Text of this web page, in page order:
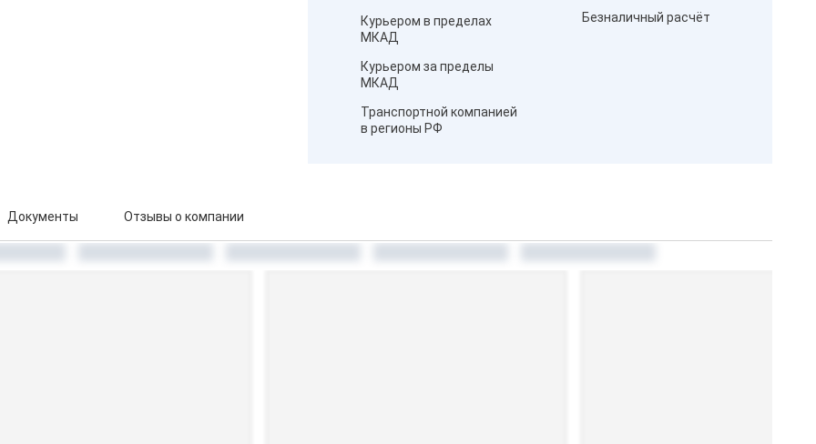
Курьером в пределах
МКАД
Курьером за пределы
МКАД
Транспортной компанией
в регионы РФ
Безналичный расчёт
Документы Отзывы о компании